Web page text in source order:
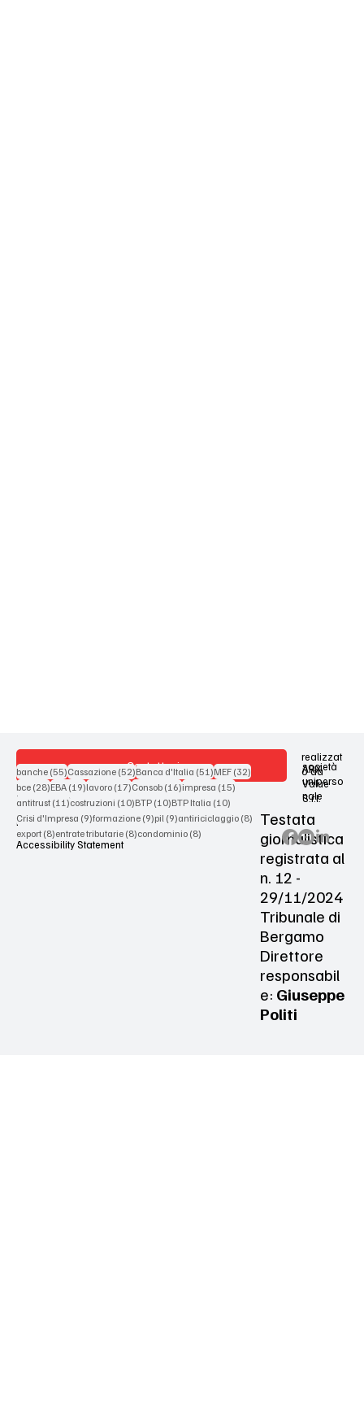
Contattaci
Terms & Conditions
Privacy Policy
Accessibility Statement
realizzat
o da
società
uniperso
nale
ARX
Value
S.r.l.
Testata
giornalistica
registrata al
n. 12 -
29/11/2024
Tribunale di
Bergamo
Direttore
responsabil
e: Giuseppe
Politi
banche (55)55 post
Cassazione (52)52 post
Banca d'Italia (51)51 post
MEF (32)32 post
bce (28)28 post
EBA (19)19 post
lavoro (17)17 post
Consob (16)16 post
impresa (15)15 post
antitrust (11)11 post
costruzioni (10)10 post
BTP (10)10 post
BTP Italia (10)10 post
Crisi d'Impresa (9)9 post
formazione (9)9 post
pil (9)9 post
antiriciclaggio (8)8 post
export (8)8 post
entrate tributarie (8)8 post
condominio (8)8 post